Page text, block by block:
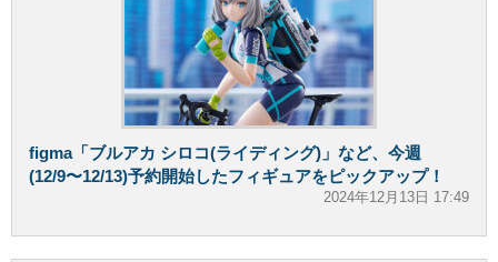
figma「ブルアカ シロコ(ライディング)」など、今週
(12/9〜12/13)予約開始したフィギュアをピックアップ！
2024年12月13日 17:49